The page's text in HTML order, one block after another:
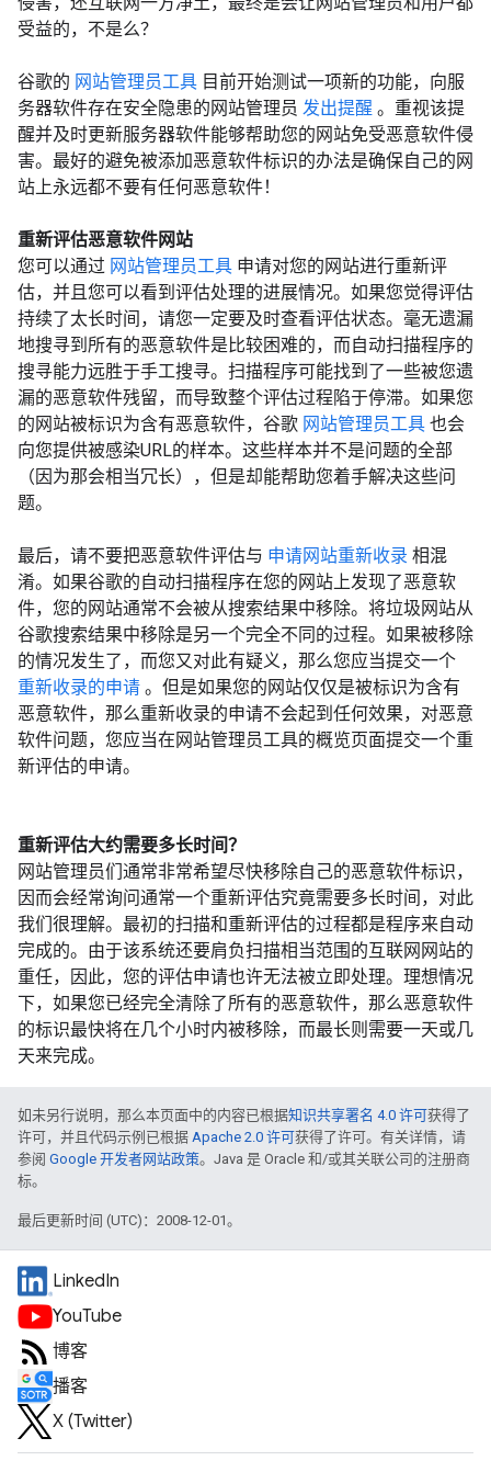
受益的，不是么？
谷歌的 网站管理员工具 目前开始测试一项新的功能，向服
务器软件存在安全隐患的网站管理员 发出提醒 。重视该提
醒并及时更新服务器软件能够帮助您的网站免受恶意软件侵
害。最好的避免被添加恶意软件标识的办法是确保自己的网
站上永远都不要有任何恶意软件！
重新评估恶意软件网站
您可以通过 网站管理员工具 申请对您的网站进行重新评
估，并且您可以看到评估处理的进展情况。如果您觉得评估
持续了太长时间，请您一定要及时查看评估状态。毫无遗漏
地搜寻到所有的恶意软件是比较困难的，而自动扫描程序的
搜寻能力远胜于手工搜寻。扫描程序可能找到了一些被您遗
漏的恶意软件残留，而导致整个评估过程陷于停滞。如果您
的网站被标识为含有恶意软件，谷歌 网站管理员工具 也会
向您提供被感染URL的样本。这些样本并不是问题的全部
（因为那会相当冗长），但是却能帮助您着手解决这些问
题。
最后，请不要把恶意软件评估与 申请网站重新收录 相混
淆。如果谷歌的自动扫描程序在您的网站上发现了恶意软
件，您的网站通常不会被从搜索结果中移除。将垃圾网站从
谷歌搜索结果中移除是另一个完全不同的过程。如果被移除
的情况发生了，而您又对此有疑义，那么您应当提交一个
重新收录的申请 。但是如果您的网站仅仅是被标识为含有
恶意软件，那么重新收录的申请不会起到任何效果，对恶意
软件问题，您应当在网站管理员工具的概览页面提交一个重
新评估的申请。
重新评估大约需要多长时间？
网站管理员们通常非常希望尽快移除自己的恶意软件标识，
因而会经常询问通常一个重新评估究竟需要多长时间，对此
我们很理解。最初的扫描和重新评估的过程都是程序来自动
完成的。由于该系统还要肩负扫描相当范围的互联网网站的
重任，因此，您的评估申请也许无法被立即处理。理想情况
下，如果您已经完全清除了所有的恶意软件，那么恶意软件
的标识最快将在几个小时内被移除，而最长则需要一天或几
天来完成。
如未另行说明，那么本页面中的内容已根据知识共享署名 4.0 许可获得了
许可，并且代码示例已根据 Apache 2.0 许可获得了许可。有关详情，请
参阅 Google 开发者网站政策。Java 是 Oracle 和/或其关联公司的注册商
标。
最后更新时间 (UTC)：2008-12-01。
LinkedIn
YouTube
博客
播客
X (Twitter)